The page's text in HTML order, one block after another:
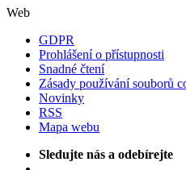
Web
GDPR
Prohlášení o přístupnosti
Snadné čtení
Zásady používání souborů
Novinky
RSS
Mapa webu
Sledujte nás a odebírejte